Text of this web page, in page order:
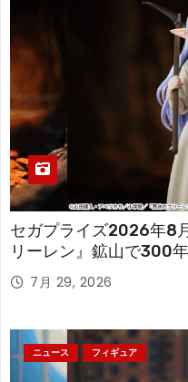
セガプライズ2026年8
リーレン』鉱山で300
「フリーレン」を立体化
7月 29, 2026
ニュース フィギュア